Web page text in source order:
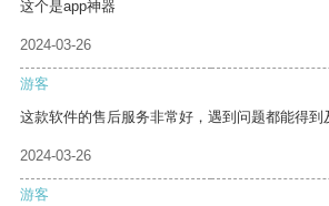
这个是app神器
2024-03-26
游客
这款软件的售后服务非常好，遇到问题都能得到
2024-03-26
游客